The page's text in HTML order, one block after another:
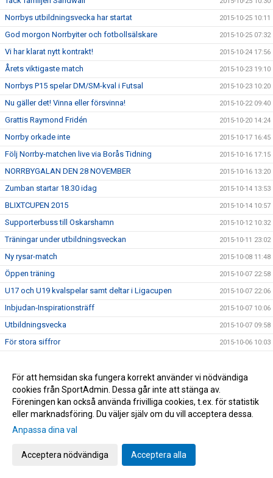
Norrbys utbildningsvecka har startat 2015-10-25 10:11
God morgon Norrbyiter och fotbollsälskare 2015-10-25 07:32
Vi har klarat nytt kontrakt! 2015-10-24 17:56
Årets viktigaste match 2015-10-23 19:10
Norrbys P15 spelar DM/SM-kval i Futsal 2015-10-23 10:20
Nu gäller det! Vinna eller försvinna! 2015-10-22 09:40
Grattis Raymond Fridén 2015-10-20 14:24
Norrby orkade inte 2015-10-17 16:45
Följ Norrby-matchen live via Borås Tidning 2015-10-16 17:15
NORRBYGALAN DEN 28 NOVEMBER 2015-10-16 13:20
Zumban startar 18.30 idag 2015-10-14 13:53
BLIXTCUPEN 2015 2015-10-14 10:57
Supporterbuss till Oskarshamn 2015-10-12 10:32
Träningar under utbildningsveckan 2015-10-11 23:02
Ny rysar-match 2015-10-08 11:48
Öppen träning 2015-10-07 22:58
U17 och U19 kvalspelar samt deltar i Ligacupen 2015-10-07 22:06
Inbjudan-Inspirationsträff 2015-10-07 10:06
Utbildningsvecka 2015-10-07 09:58
För stora siffror 2015-10-06 10:03
U19 gav Degerfors en fight! 2015-10-05 14:05
Storpublik inför kvällens "västderby" på Gamla Ullevi 2015-10-05 10:56
Bilder från lördagens cupäventyr på Borås Arena 2015-10-04 07:09
Idag spelar vi om pokalerna
Information inför Borås Arena Ungdomscup
Spelschema till Borås Arena Cup
För att hemsidan ska fungera korrekt använder vi nödvändiga
cookies från SportAdmin. Dessa går inte att stänga av.
Föreningen kan också använda frivilliga cookies, t.ex. för statistik
eller marknadsföring. Du väljer själv om du vill acceptera dessa.
Anpassa dina val
Acceptera nödvändiga Acceptera alla